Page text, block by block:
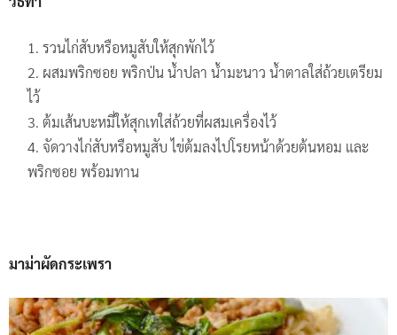
รวนไก่สับหรือหมูสับให้สุกพักไว้
ผสมพริกซอย พริกป่น น้ำปลา น้ำมะนาว น้ำตาลใส่ถ้วยเตรียม
ไว้
ต้มเส้นบะหมี่ให้สุกเทใส่ถ้วยที่ผสมเครื่องไว้
จัดวางไก่สับหรือหมูสับ ไข่ต้มลงไปโรยหน้าด้วยต้นหอม และ
พริกซอย พร้อมทาน
มาม่าผัดกระเพรา